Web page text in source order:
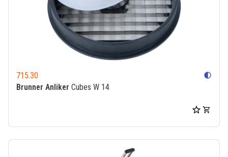
715.30 contrast
Brunner Anliker Cubes W 14